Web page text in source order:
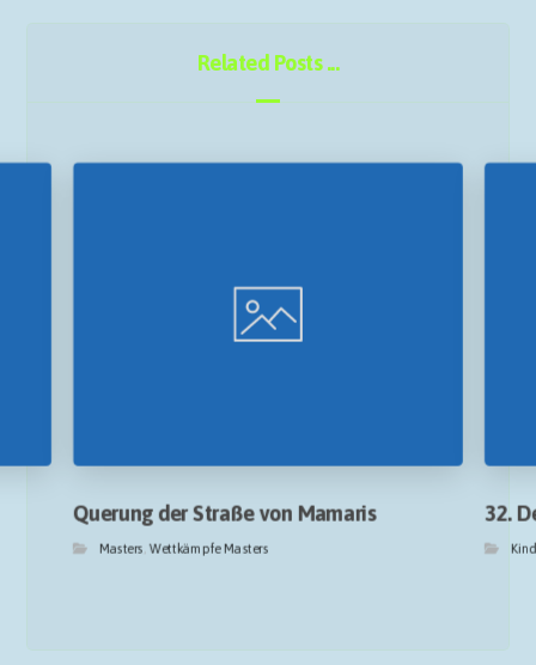
Related Posts ...
Querung der Straße von Mamaris
Masters ,Wettkämpfe Masters
32.